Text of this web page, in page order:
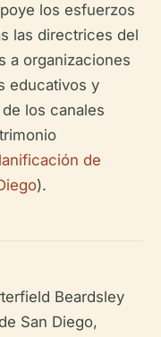
los esfuerzos
las directrices del
a organizaciones
educativos y
los canales
de
).
Beardsley
San Diego,